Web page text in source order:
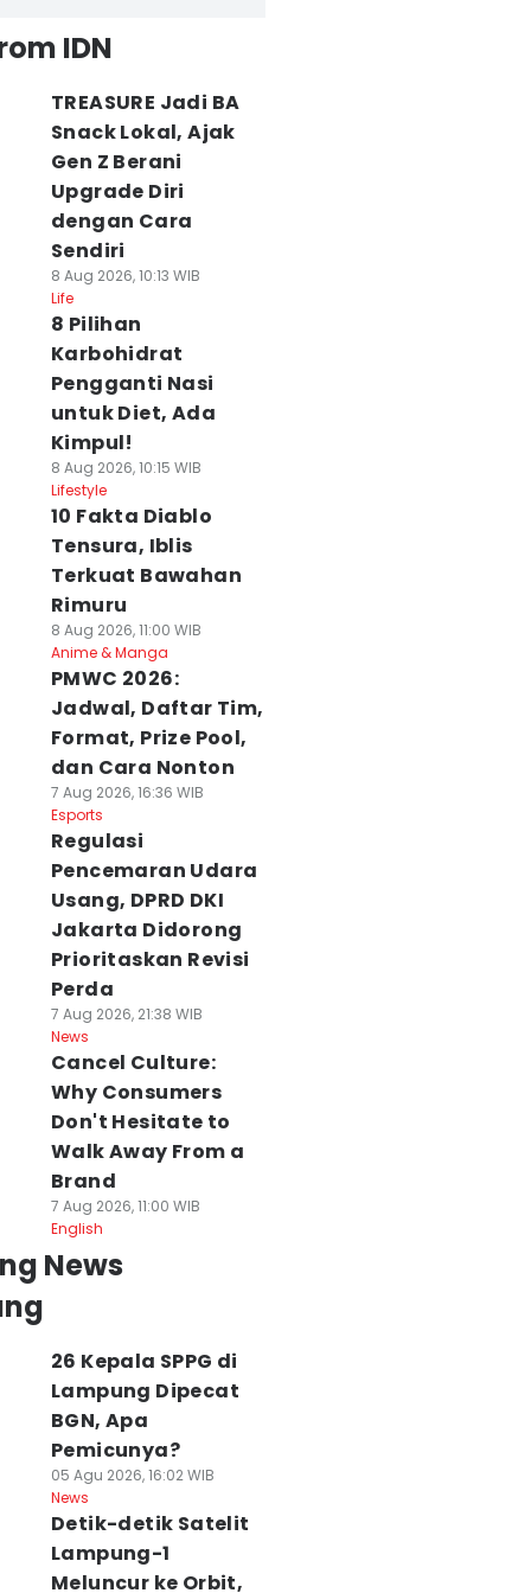
IDN
TREASURE Jadi BA
Snack Lokal, Ajak
Gen Z Berani
Upgrade Diri
dengan Cara
Sendiri
8 Aug 2026, 10:13 WIB
Life
8 Pilihan
Karbohidrat
Pengganti Nasi
untuk Diet, Ada
Kimpul!
8 Aug 2026, 10:15 WIB
Lifestyle
10 Fakta Diablo
Tensura, Iblis
Terkuat Bawahan
Rimuru
8 Aug 2026, 11:00 WIB
Anime & Manga
PMWC 2026:
Jadwal, Daftar Tim,
Format, Prize Pool,
dan Cara Nonton
7 Aug 2026, 16:36 WIB
Esports
Regulasi
Pencemaran Udara
Usang, DPRD DKI
Jakarta Didorong
Prioritaskan Revisi
Perda
7 Aug 2026, 21:38 WIB
News
Cancel Culture:
Why Consumers
Don't Hesitate to
Walk Away From a
Brand
7 Aug 2026, 11:00 WIB
English
News
26 Kepala SPPG di
Lampung Dipecat
BGN, Apa
Pemicunya?
05 Agu 2026, 16:02 WIB
News
Detik-detik Satelit
Lampung-1
Meluncur ke Orbit,